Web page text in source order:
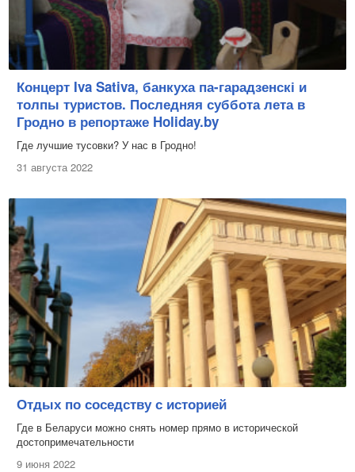
Концерт Iva Sativa, банкуха па-гарадзенскі и
толпы туристов. Последняя суббота лета в
Гродно в репортаже Holiday.by
Где лучшие тусовки? У нас в Гродно!
31 августа 2022
Отдых по соседству с историей
Где в Беларуси можно снять номер прямо в исторической
достопримечательности
9 июня 2022